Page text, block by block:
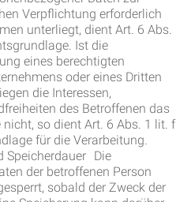
Verpflichtung erforderlich
unterliegt, dient Art. 6 Abs.
Ist die
eines berechtigten
oder eines Dritten
die Interessen,
des Betroffenen das
so dient Art. 6 Abs. 1 lit. f
für die Verarbeitung.
Speicherdauer Die
der betroffenen Person
sobald der Zweck der